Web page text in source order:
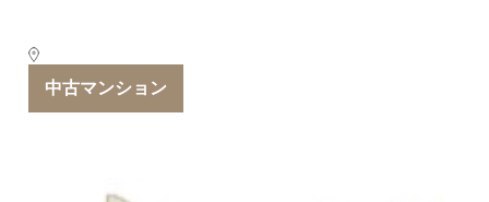
中古マンション